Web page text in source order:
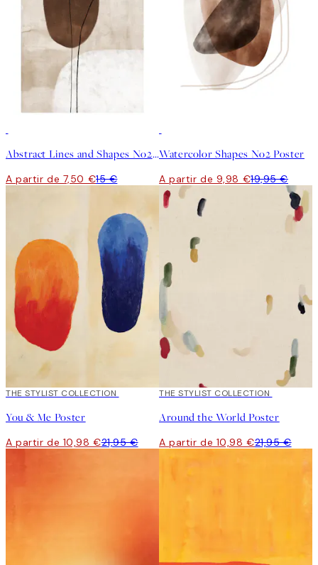
Abstract Lines and Shapes No2 Poster
A partir de 7,50 €15 €
Watercolor Shapes No2 Poster
A partir de 9,98 €19,95 €
50%*
THE STYLIST COLLECTION
You & Me Poster
A partir de 10,98 €21,95 €
50%*
THE STYLIST COLLECTION
Around the World Poster
A partir de 10,98 €21,95 €